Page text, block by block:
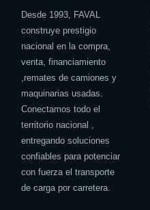
Desde 1993, FAVAL
construye prestigio
nacional en la compra,
venta, financiamiento
,remates de camiones y
maquinarias usadas.
Conectamos todo el
territorio nacional ,
entregando soluciones
confiables para potenciar
con fuerza el transporte
de carga por carretera.